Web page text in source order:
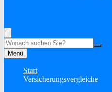
Suche
Menü
Start
Versicherungsvergleiche